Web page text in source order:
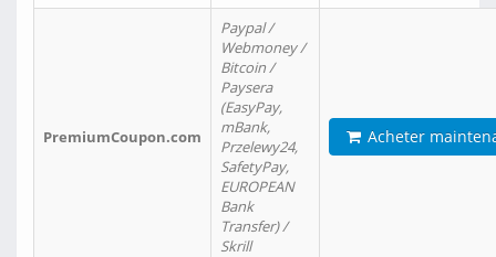
PremiumCoupon.com
Paypal /
Webmoney /
Bitcoin /
Paysera
(EasyPay,
mBank,
Przelewy24,
SafetyPay,
EUROPEAN
Bank
Transfer) /
Skrill
Acheter